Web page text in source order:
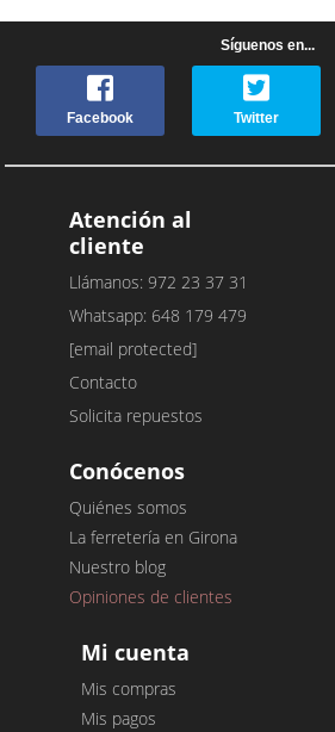
Síguenos en...
Facebook Twitter
Atención al
cliente
Llámanos: 972 23 37 31
Whatsapp: 648 179 479
[email protected]
Contacto
Solicita repuestos
Conócenos
Quiénes somos
La ferretería en Girona
Nuestro blog
Opiniones de clientes
Mi cuenta
Mis compras
Mis pagos